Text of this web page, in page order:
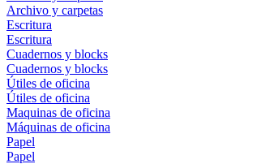
Archivo y carpetas
Escritura
Escritura
Cuadernos y blocks
Cuadernos y blocks
Útiles de oficina
Útiles de oficina
Maquinas de oficina
Máquinas de oficina
Papel
Papel